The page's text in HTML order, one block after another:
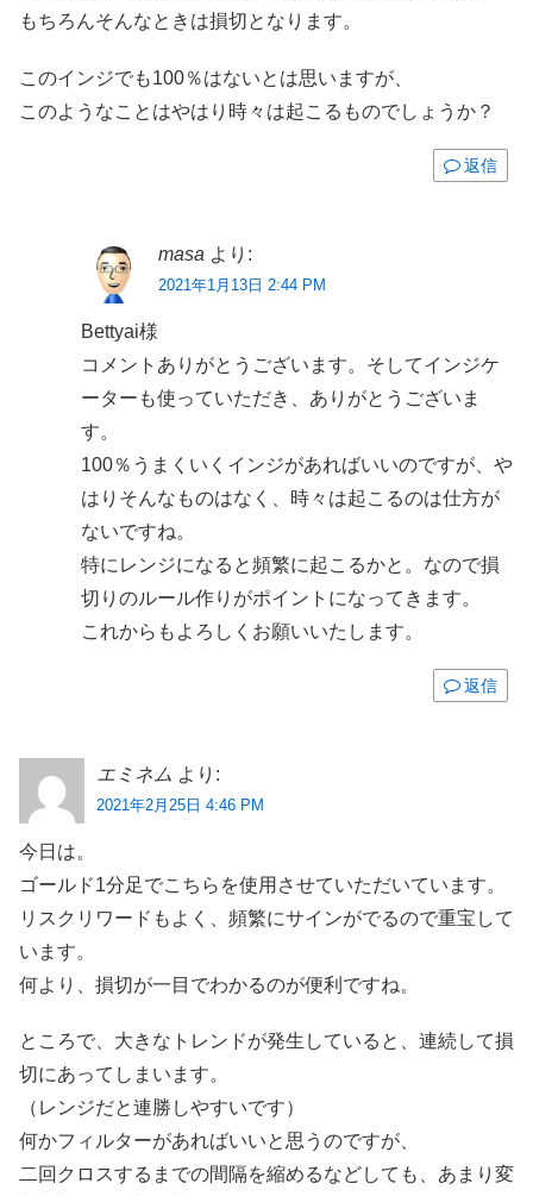
もちろんそんなときは損切となります。
このインジでも100％はないとは思いますが、
このようなことはやはり時々は起こるものでしょうか？
返信
masa より:
2021年1月13日 2:44 PM
Bettyai様
コメントありがとうございます。そしてインジケ
ーターも使っていただき、ありがとうございま
す。
100％うまくいくインジがあればいいのですが、や
はりそんなものはなく、時々は起こるのは仕方が
ないですね。
特にレンジになると頻繁に起こるかと。なので損
切りのルール作りがポイントになってきます。
これからもよろしくお願いいたします。
返信
エミネム より:
2021年2月25日 4:46 PM
今日は。
ゴールド1分足でこちらを使用させていただいています。
リスクリワードもよく、頻繁にサインがでるので重宝して
います。
何より、損切が一目でわかるのが便利ですね。
ところで、大きなトレンドが発生していると、連続して損
切にあってしまいます。
（レンジだと連勝しやすいです）
何かフィルターがあればいいと思うのですが、
二回クロスするまでの間隔を縮めるなどしても、あまり変